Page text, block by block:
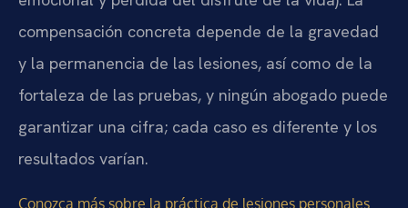
compensación concreta depende de la gravedad
y la permanencia de las lesiones, así como de la
fortaleza de las pruebas, y ningún abogado puede
garantizar una cifra; cada caso es diferente y los
resultados varían.
Conozca más sobre la práctica de lesiones personales